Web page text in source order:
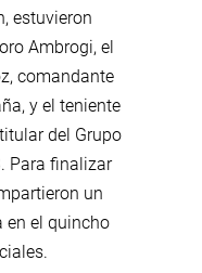
estuvieron
Ambrogi, el
comandante
y el teniente
del Grupo
Para finalizar
un
en el quincho